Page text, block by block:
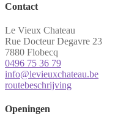
Contact
Le Vieux Chateau
Rue Docteur Degavre 23
7880 Flobecq
0496 75 36 79
info@levieuxchateau.be
routebeschrijving
Openingen